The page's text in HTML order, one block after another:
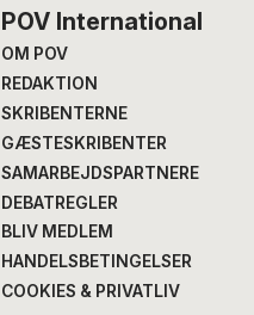
POV International
OM POV
REDAKTION
SKRIBENTERNE
GÆSTESKRIBENTER
SAMARBEJDSPARTNERE
DEBATREGLER
BLIV MEDLEM
HANDELSBETINGELSER
COOKIES & PRIVATLIV